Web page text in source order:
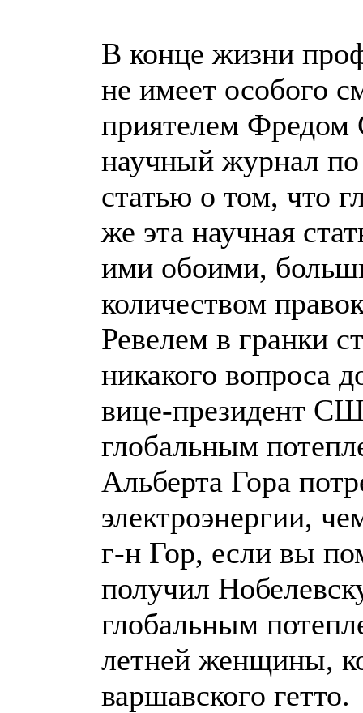
В конце жизни
не имеет особого
приятелем Фредом
научный журнал
статью о том, что
же эта научная
ими обоими,
количеством
Ревелем в гранки
никакого вопроса
вице-президент
глобальным
Альберта Гора
электроэнергии,
г-н Гор, если вы
получил
глобальным
летней женщины,
варшавского гетто.